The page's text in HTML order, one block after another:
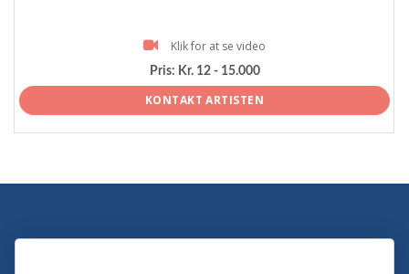
Klik for at se video
Pris: Kr. 12 - 15.000
KONTAKT ARTISTEN